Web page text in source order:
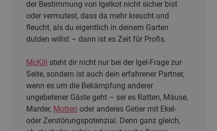
der Bestimmung von Igelkot nicht sicher bist
oder vermutest, dass da mehr kreucht und
fleucht, als du eigentlich in deinem Garten
dulden willst – dann ist es Zeit für Profis.
McKill steht dir nicht nur bei der Igel-Frage zur
Seite, sondern ist auch dein erfahrener Partner,
wenn es um die Bekämpfung anderer
ungebetener Gäste geht – sei es Ratten, Mäuse,
Marder, Motten oder anderes Getier mit Ekel-
oder Zerstörungspotenzial. Denn ganz gleich,